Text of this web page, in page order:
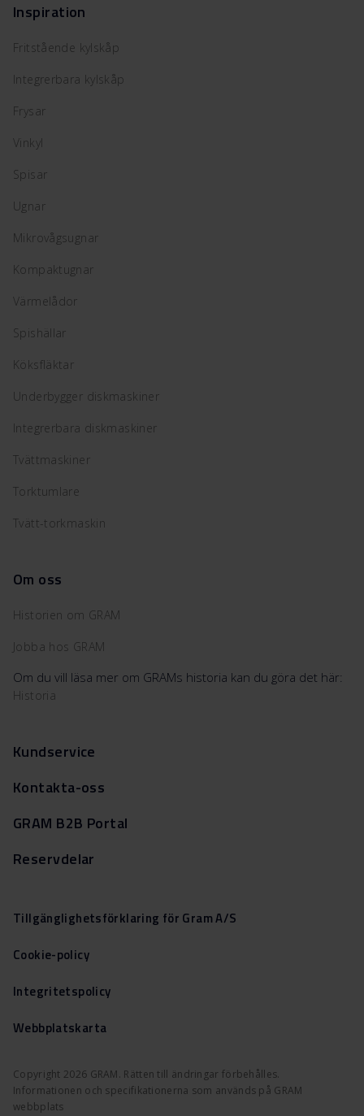
Inspiration
Fritstående kylskåp
Integrerbara kylskåp
Frysar
Vinkyl
Spisar
Ugnar
Mikrovågsugnar
Kompaktugnar
Värmelådor
Spishällar
Köksfläktar
Underbygger diskmaskiner
Integrerbara diskmaskiner
Tvättmaskiner
Torktumlare
Tvätt-torkmaskin
Om oss
Historien om GRAM
Jobba hos GRAM
Om du vill läsa mer om GRAMs historia kan du göra det här:
Historia
Kundservice
Kontakta-oss
GRAM B2B Portal
Reservdelar
Copyright 2026 GRAM. Rätten till ändringar förbehålles.
Informationen och specifikationerna som används på GRAM
webbplats
Tillgänglighetsförklaring för Gram A/S
Cookie-policy
Integritetspolicy
Webbplatskarta